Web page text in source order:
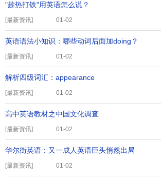
[最新资讯]
"趁热打铁"用英语怎么说？
01-02
[最新资讯]
英语语法小知识：哪些动词后面加doing？
01-02
[最新资讯]
解析四级词汇：appearance
01-02
[最新资讯]
高中英语教材之中国文化调查
01-02
[最新资讯]
华尔街英语：又一成人英语巨头悄然出局
01-02